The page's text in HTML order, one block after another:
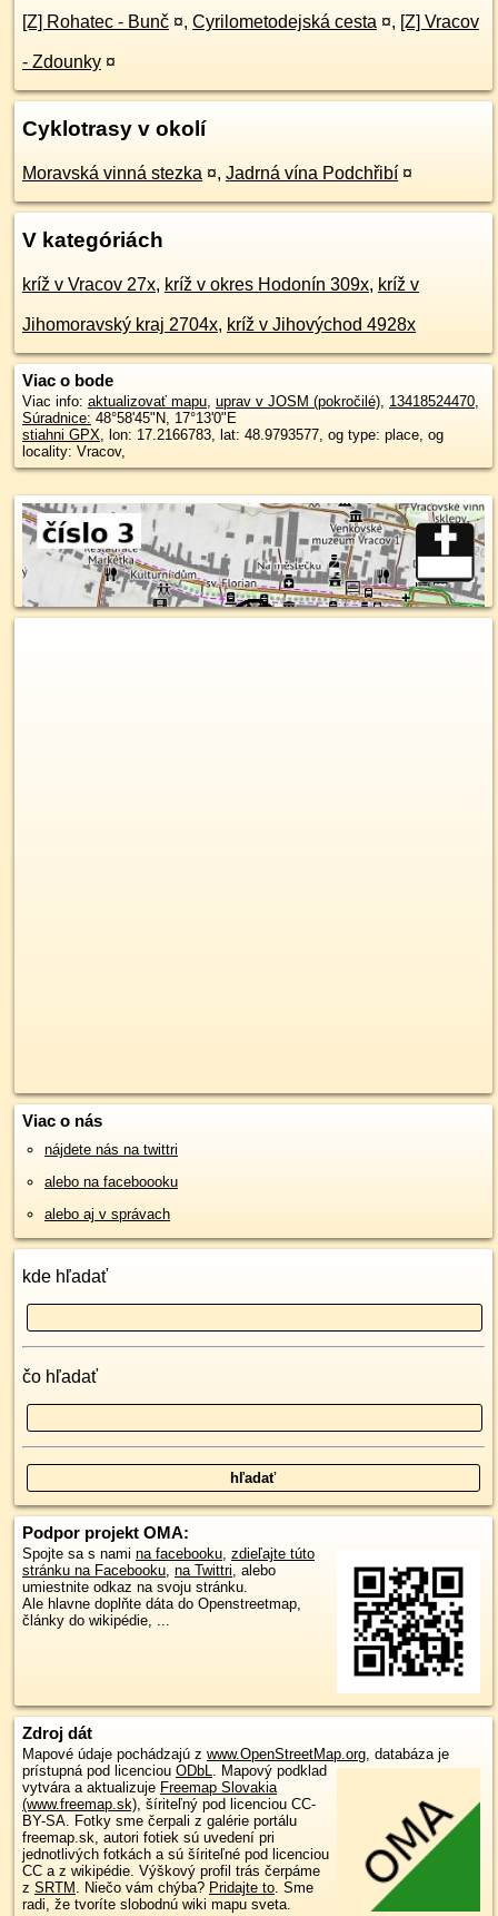
[Z] Rohatec - Bunč ¤, Cyrilometodejská cesta ¤, [Z] Vracov
- Zdounky ¤
Cyklotrasy v okolí
Moravská vinná stezka ¤, Jadrná vína Podchřibí ¤
V kategóriách
kríž v Vracov 27x, kríž v okres Hodonín 309x, kríž v
Jihomoravský kraj 2704x, kríž v Jihovýchod 4928x
Viac o bode
Viac info: aktualizovať mapu, uprav v JOSM (pokročilé), 13418524470,
Súradnice: 48°58'45"N, 17°13'0"E
stiahni GPX, lon: 17.2166783, lat: 48.9793577, og type: place, og
locality: Vracov,
Viac o nás
nájdete nás na twittri
alebo na faceboooku
alebo aj v správach
kde hľadať
čo hľadať
Podpor projekt OMA:
Spojte sa s nami na facebooku, zdieľajte túto
stránku na Facebooku, na Twittri, alebo
umiestnite odkaz na svoju stránku.
Ale hlavne doplňte dáta do Openstreetmap,
články do wikipédie, ...
Zdroj dát
Mapové údaje pochádzajú z www.OpenStreetMap.org, databáza je
prístupná pod licenciou ODbL. Mapový podklad
vytvára a aktualizuje Freemap Slovakia
(www.freemap.sk), šíriteľný pod licenciou CC-
BY-SA. Fotky sme čerpali z galérie portálu
freemap.sk, autori fotiek sú uvedení pri
jednotlivých fotkách a sú šíriteľné pod licenciou
CC a z wikipédie. Výškový profil trás čerpáme
z SRTM . Niečo vám chýba? Pridajte to. Sme
radi, že tvoríte slobodnú wiki mapu sveta.